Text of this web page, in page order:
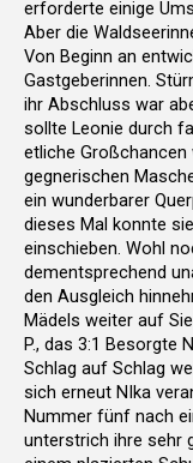
erforderte einige
Aber die
Von Beginn an
Gastgeberinnen.
ihr Abschluss war
sollte Leonie durch
etliche
gegnerischen
ein wunderbarer
dieses Mal konnte
einschieben. Wohl
dementsprechend
den Ausgleich
Mädels weiter auf
P., das 3:1 Besorgte
Schlag auf Schlag
sich erneut NIka
Nummer fünf nach
unterstrich ihre sehr